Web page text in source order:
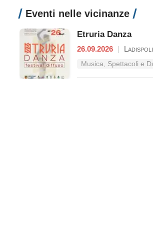
Eventi nelle vicinanze
Etruria Danza
26.09.2026 | Ladispoli